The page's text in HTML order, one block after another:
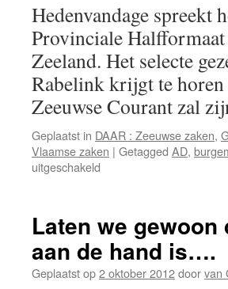
Hedenvandage spreekt
Provinciale
Zeeland. Het selecte
Rabelink krijgt te horen
Zeeuwse Courant zal
Geplaatst in DAAR : Zeeuwse zaken,
Vlaamse zaken | Getagged AD,
uitgeschakeld
en
de
PZC
Laten we
aan de hand is….
Geplaatst op2 oktober 2012doorvan